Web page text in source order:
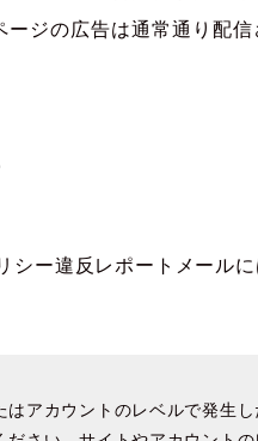
ージの広告は通常通り配信
シー違反レポートメールに
はアカウントのレベルで発生